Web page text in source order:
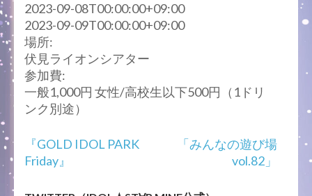
2023-09-08T00:00:00+09:00
2023-09-09T00:00:00+09:00
場所:
伏見ライオンシアター
参加費:
一般1,000円 女性/高校生以下500円（1ドリ
ンク別途）
投
稿
『GOLD IDOL PARK
Friday』
「みんなの遊び場
vol.82」